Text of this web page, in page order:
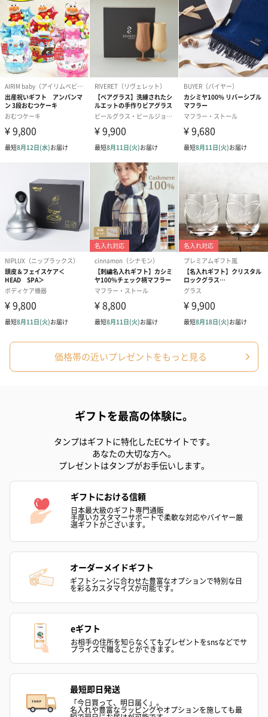
価格帯の近いプレゼントをもっと見る
ギフトを最高の体験に。
タンプはギフトに特化したECサイトです。
あなたの大切な方へ。
プレゼントはタンプがお手伝いします。
ギフトにおける信頼
日本最大級のギフト専門通販
手厚いカスタマーサポートで柔軟な対応やバイヤー厳
選ギフトがございます。
オーダーメイドギフト
ギフトシーンに合わせた豊富なオプションで特別な日
を彩るカスタマイズが可能です。
eギフト
お相手の住所を知らなくてもプレゼントをsnsなどでサ
プライズで贈ることができます。
最短即日発送
「今日買って、明日届く」。
名入れや豊富なラッピングやオプションを施しても最